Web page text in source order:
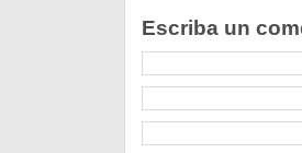
Escriba un